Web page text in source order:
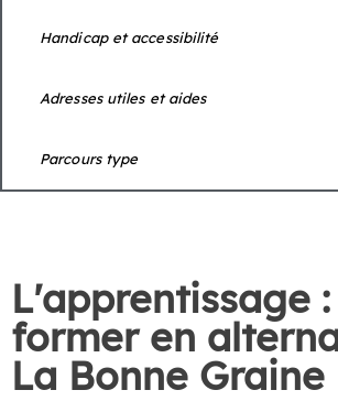
Handicap et accessibilité
Adresses utiles et aides
Parcours type
L'apprentissage :
former en
La Bonne Graine